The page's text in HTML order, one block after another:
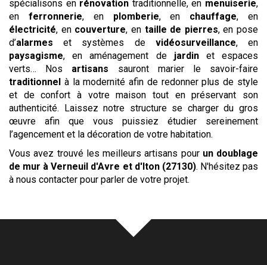
spécialisons en rénovation traditionnelle, en menuiserie,
en ferronnerie, en plomberie, en chauffage, en
électricité, en couverture, en taille de pierres, en pose
d’alarmes et systèmes de vidéosurveillance, en
paysagisme, en aménagement de jardinet espaces
verts… Nos artisans sauront marier le savoir-faire
traditionnel à la modernité afin de redonner plus de style
et de confort à votre maison tout en préservant son
authenticité. Laissez notre structure se charger du gros
œuvre afin que vous puissiez étudier sereinement
l’agencement et la décoration de votre habitation.
Vous avez trouvé les meilleurs artisans pour un doublage
de mur à Verneuil d'Avre et d'Iton (27130). N'hésitez pas
à nous contacter pour parler de votre projet.